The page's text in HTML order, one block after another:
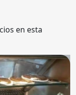
en esta